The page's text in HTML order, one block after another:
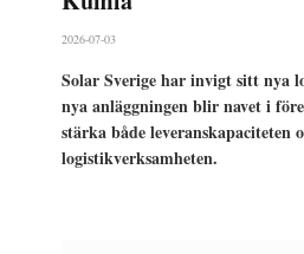
2026-07-03
Solar Sverige har invigt sitt nya
nya anläggningen blir navet i
stärka både leveranskapaciteten
logistikverksamheten.